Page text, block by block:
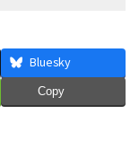
Bluesky
Copy